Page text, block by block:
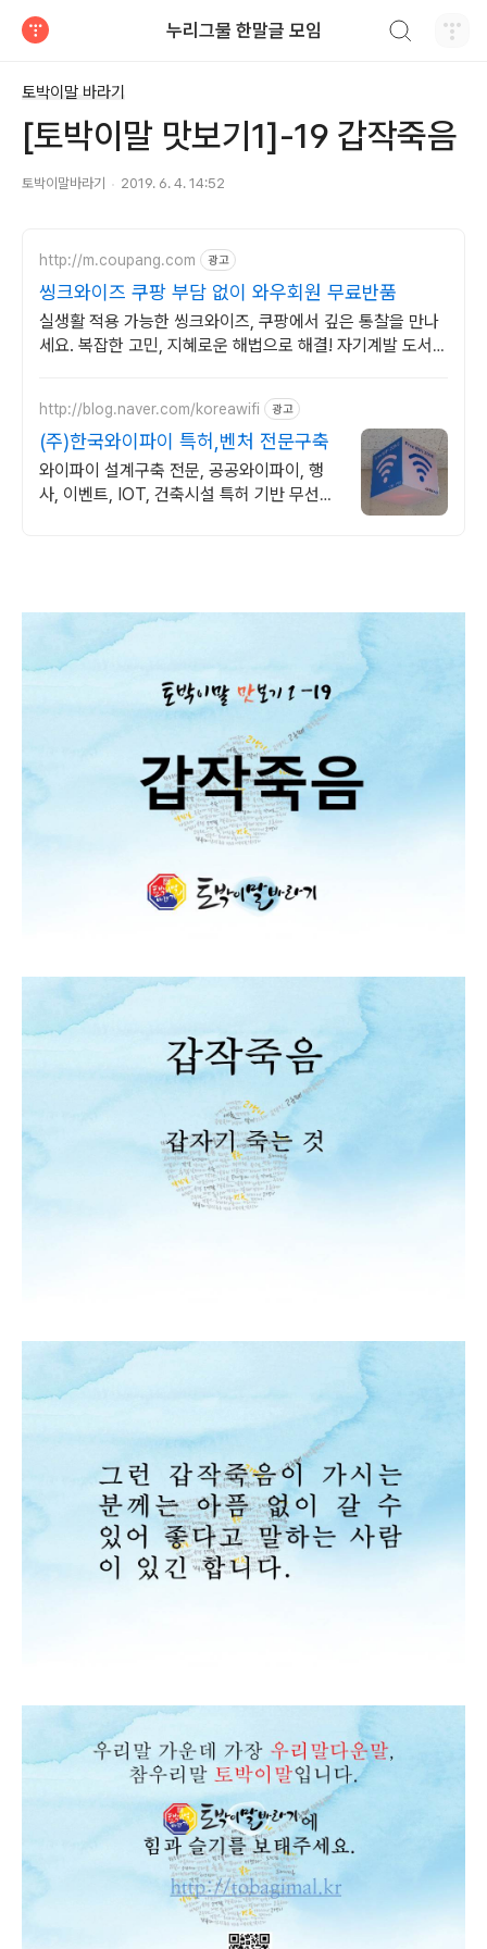
누리그물 한말글 모임
토박이말 바라기
[토박이말 맛보기1]-19 갑작죽음
토박이말바라기 2019. 6. 4. 14:52
http://m.coupang.com 광고
씽크와이즈 쿠팡 부담 없이 와우회원 무료반품
실생활 적용 가능한 씽크와이즈, 쿠팡에서 깊은 통찰을 만나
세요. 복잡한 고민, 지혜로운 해법으로 해결! 자기계발 도서,
http://blog.naver.com/koreawifi 광고
(주)한국와이파이 특허,벤처 전문구축
와이파이 설계구축 전문, 공공와이파이, 행
사, 이벤트, IOT, 건축시설 특허 기반 무선통